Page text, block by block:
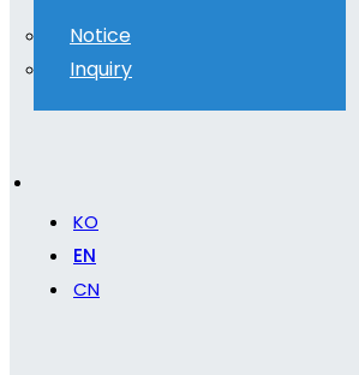
Notice
Inquiry
KO
EN
CN